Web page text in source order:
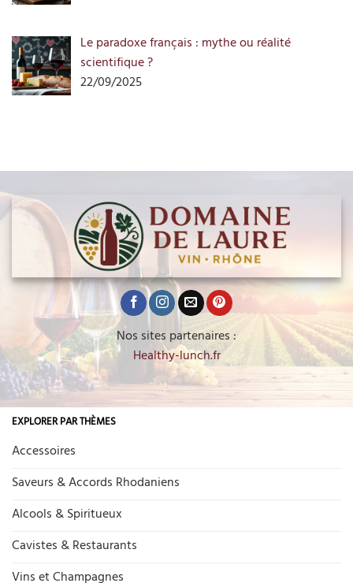
Le paradoxe français : mythe ou réalité
scientifique ?
22/09/2025
Nos sites partenaires :
Healthy-lunch.fr
EXPLORER PAR THÈMES
Accessoires
Saveurs & Accords Rhodaniens
Alcools & Spiritueux
Cavistes & Restaurants
Vins et Champagnes